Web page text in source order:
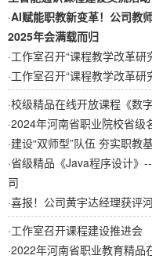
·AI赋能职教新变革！公司教
2025年会满载而归
·工作室召开“课程教学改革研
·工作室召开“课程教学改革研
·校级精品在线开放课程《数
·2024年河南省职业院校省级
·建设“双师型”队伍 夯实职教
·省级精品《Java程序设计》
司
·喜报！公司黄宇达经理获评
·工作室召开课程建设推进会
·2022年河南省职业教育精品